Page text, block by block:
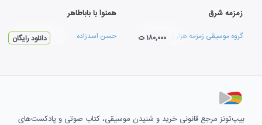
زمزمه شرق
گروه موسیقی زمزمه هزار و یک شب
۱۸۰,۰۰۰ ت
همنوا با باباطاهر
حسن اسدزاده دانلود رایگان
بیپ‌تونز مرجع قانونی خرید و شنیدن موسیقی، کتاب صوتی و پادکست‌های